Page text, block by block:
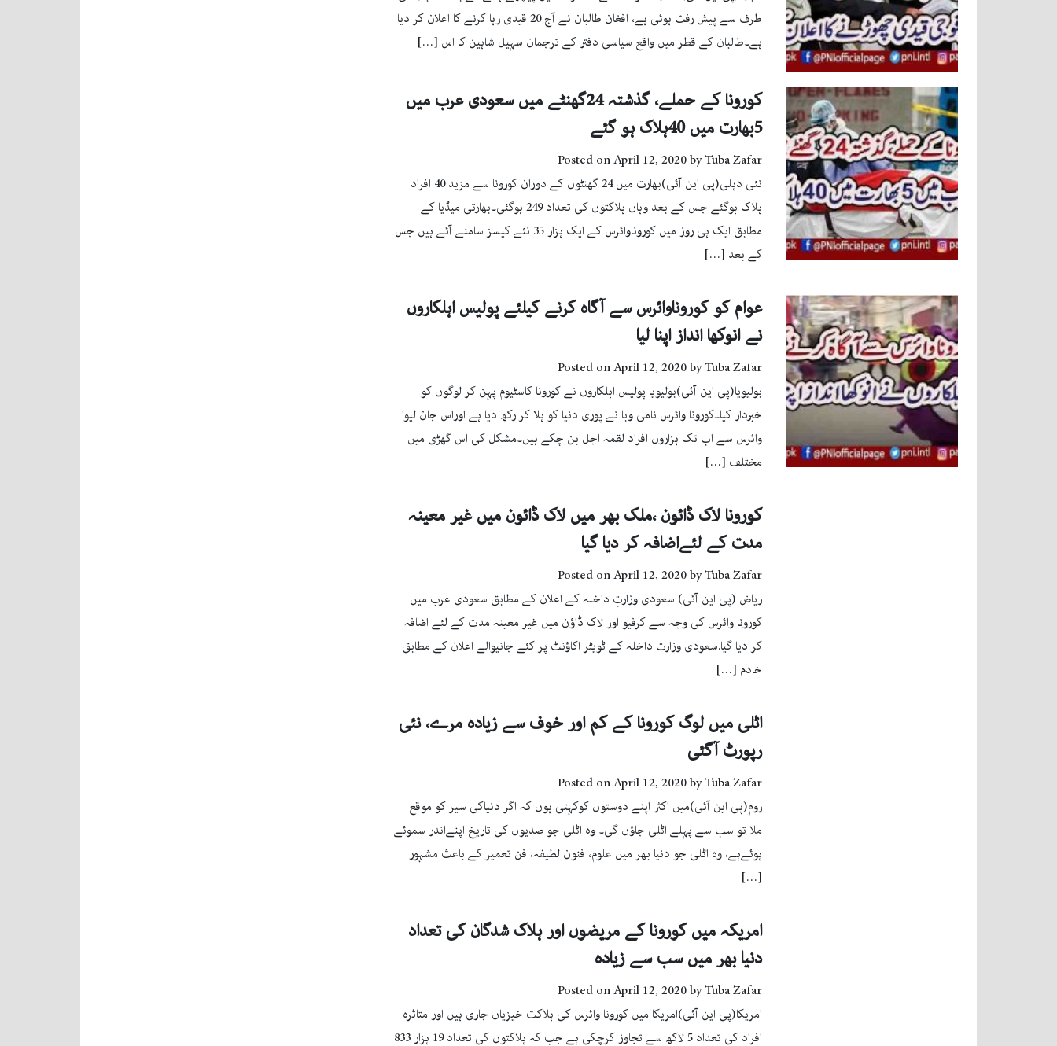
طرف سے پیش رفت ہوئی ہے، افغان طالبان نے آج 20 قیدی رہا کرنے کا اعلان کر دیا
ہے۔طالبان کے قطر میں واقع سیاسی دفتر کے ترجمان سہیل شاہین کا اس […]
کورونا کے حملے، گذشتہ 24گھنٹے میں سعودی عرب میں
5بھارت میں 40ہلاک ہو گئے
Posted onApril 12, 2020byTuba Zafar
نئی دہلی(پی این آئی)بھارت میں 24 گھنٹوں کے دوران کورونا سے مزید 40 افراد
ہلاک ہوگئے جس کے بعد وہاں ہلاکتوں کی تعداد 249 ہوگئی۔بھارتی میڈیا کے
مطابق ایک ہی روز میں کوروناوائرس کے ایک ہزار 35 نئے کیسز سامنے آئے ہیں جس
کے بعد […]
عوام کو کوروناوائرس سے آگاہ کرنے کیلئے پولیس اہلکاروں
نے انوکھا انداز اپنا لیا
Posted onApril 12, 2020byTuba Zafar
بولیویا(پی این آئی)بولیویا پولیس اہلکاروں نے کورونا کاسٹیوم پہن کر لوگوں کو
خبردار کیا۔کورونا وائرس نامی وبا نے پوری دنیا کو ہلا کر رکھ دیا ہے اوراس جان لیوا
وائرس سے اب تک ہزاروں افراد لقمہ اجل بن چکے ہیں۔مشکل کی اس گھڑی میں
مختلف […]
کورونا لاک ڈائون ،ملک بھر میں لاک ڈائون میں غیر معینہ
مدت کے لئےاضافہ کر دیا گیا
Posted onApril 12, 2020byTuba Zafar
ریاض (پی این آئی) سعودی وزارتِ داخلہ کے اعلان کے مطابق سعودی عرب میں
کورونا وائرس کی وجہ سے کرفیو اور لاک ڈاؤن میں غیر معینہ مدت کے لئے اضافہ
کر دیا گیا.سعودی وزارت داخلہ کے ٹویٹر اکاؤنٹ پر کئے جانیوالے اعلان کے مطابق
خادم […]
اٹلی میں لوگ کورونا کے کم اور خوف سے زیادہ مرے، نئی
رپورٹ آگئی
Posted onApril 12, 2020byTuba Zafar
روم(پی این آئی)میں اکثر اپنے دوستوں کوکہتی ہوں کہ اگر دنیاکی سیر کو موقع
ملا تو سب سے پہلے اٹلی جاؤں گی۔ وہ اٹلی جو صدیوں کی تاریخ اپنےاندر سموئے
ہوئےہے، وہ اٹلی جو دنیا بھر میں علوم، فنون لطیفہ، فن تعمیر کے باعث مشہور
[…]
امریکہ میں کورونا کے مریضوں اور ہلاک شدگان کی تعداد
دنیا بھر میں سب سے زیادہ
Posted onApril 12, 2020byTuba Zafar
امریکا(پی این آئی)امریکا میں کورونا وائرس کی ہلاکت خیزیاں جاری ہیں اور متاثرہ
افراد کی تعداد 5 لاکھ سے تجاوز کرچکی ہے جب کہ ہلاکتوں کی تعداد 19 ہزار 833